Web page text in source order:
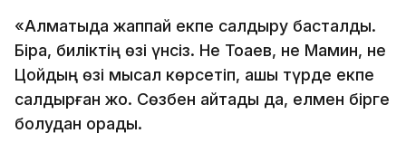
«Алматыда жаппай екпе салдыру басталды.
Бірақ, биліктің өзі үнсіз. Не Тоқаев, не Мамин, не
Цойдың өзі мысал көрсетіп, ашық түрде екпе
салдырған жоқ. Сөзбен айтады да, елмен бірге
болудан қорқады.